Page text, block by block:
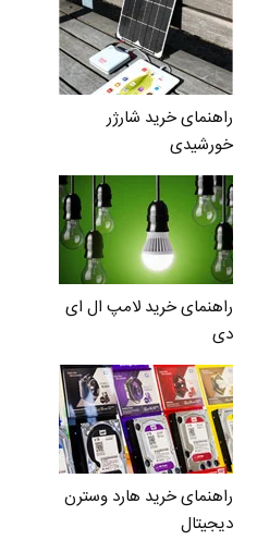
راهنمای خرید شارژر
خورشیدی
راهنمای خرید لامپ ال ای
دی
راهنمای خرید هارد وسترن
دیجیتال